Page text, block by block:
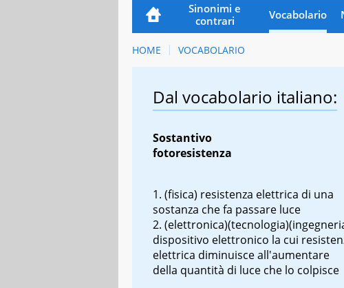
Sinonimi e
contrari
Vocabolario
HOME VOCABOLARIO
Dal vocabolario italiano:
Sostantivo
fotoresistenza
(fisica) resistenza elettrica di una
sostanza che fa passare luce
dispositivo elettronico la cui
elettrica diminuisce all'aumentare
della quantità di luce che lo colpisce